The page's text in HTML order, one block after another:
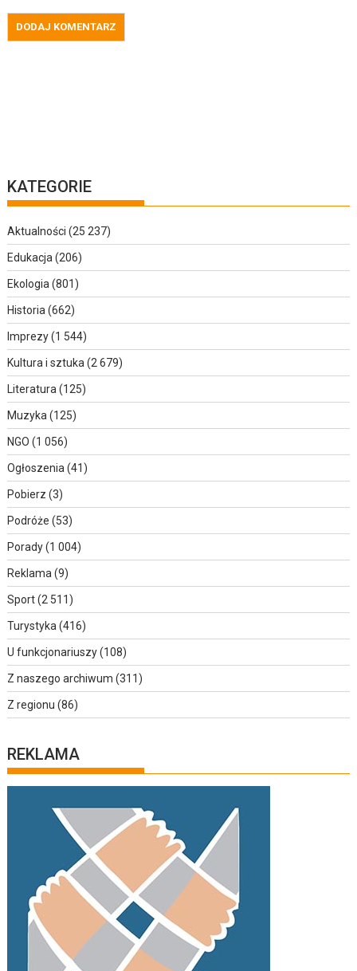
KATEGORIE
Aktualności (25 237)
Edukacja (206)
Ekologia (801)
Historia (662)
Imprezy(1 544)
Kultura i sztuka (2 679)
Literatura (125)
Muzyka (125)
NGO (1 056)
Ogłoszenia (41)
Pobierz (3)
Podróże (53)
Porady(1 004)
Reklama (9)
Sport(2 511)
Turystyka (416)
U funkcjonariuszy(108)
Z naszego archiwum (311)
Z regionu (86)
REKLAMA